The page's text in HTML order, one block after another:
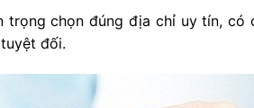
trọng chọn đúng địa chỉ uy tín, có
đối.